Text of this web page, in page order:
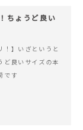
ちょうど良い
！】いざというと
ど良いサイズの本
です